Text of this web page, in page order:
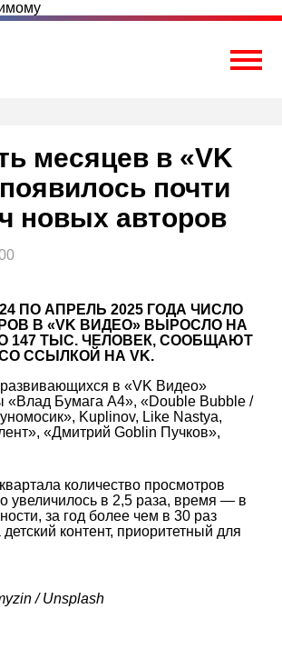
месяцев в «VK
почти
новых авторов
ПО АПРЕЛЬ 2025 ГОДА ЧИСЛО
В «VK ВИДЕО» ВЫРОСЛО НА
147 ТЫС. ЧЕЛОВЕК, СООБЩАЮТ
ССЫЛКОЙ НА VK.
в «VK Видео»
«Влад Бумага А4», «Double Bubble /
Kuplinov, Like Nastya,
«Дмитрий Goblin Пучков»,
количество просмотров
увеличилось в 2,5 раза, время — в
за год более чем в 30 раз
контент, приоритетный для
/ Unsplash